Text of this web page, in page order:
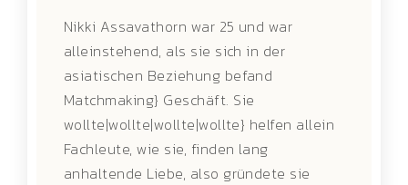
Nikki Assavathorn war 25 und war
alleinstehend, als sie sich in der
asiatischen Beziehung befand
Matchmaking} Geschäft. Sie
wollte|wollte|wollte|wollte} helfen allein
Fachleute, wie sie, finden lang
anhaltende Liebe, also gründete sie